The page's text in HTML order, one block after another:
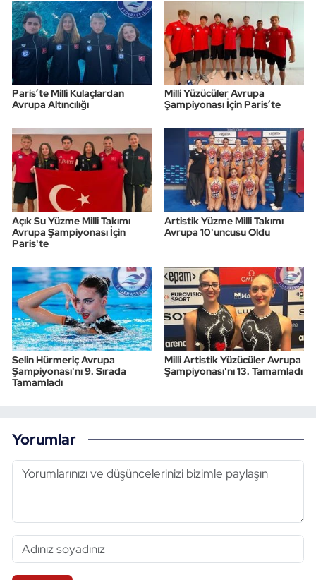
Paris’te Milli Kulaçlardan
Avrupa Altıncılığı
Milli Yüzücüler Avrupa
Şampiyonası İçin Paris’te
Açık Su Yüzme Milli Takımı
Avrupa Şampiyonası İçin
Paris'te
Artistik Yüzme Milli Takımı
Avrupa 10'uncusu Oldu
Selin Hürmeriç Avrupa
Şampiyonası'nı 9. Sırada
Tamamladı
Milli Artistik Yüzücüler Avrupa
Şampiyonası'nı 13. Tamamladı
Yorumlar